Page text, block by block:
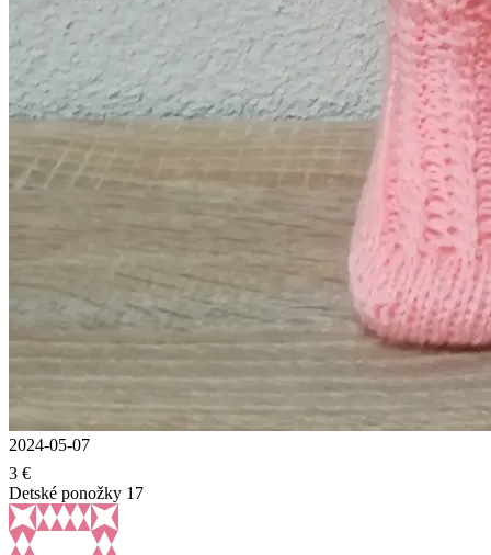
2024-05-07
3 €
Detské ponožky 17